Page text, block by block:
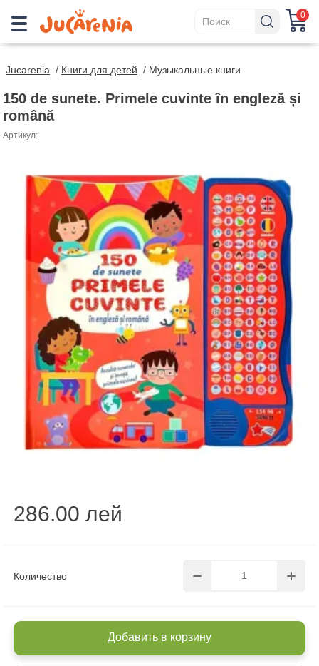
0
Jucarenia / Книги для детей / Музыкальные книги
150 de sunete. Primele cuvinte în engleză și
română
Артикул:
Количество
286.00 лей
Добавить в корзину